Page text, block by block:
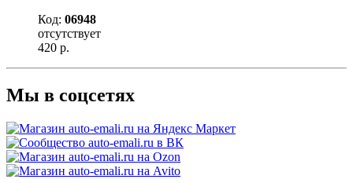
Код: 06948
отсутствует
420 р.
Мы в соцсетях